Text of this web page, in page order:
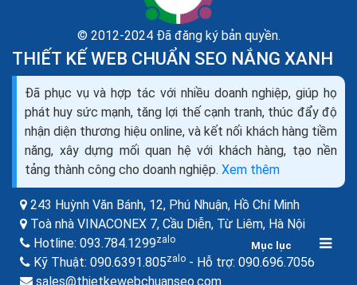
Mục lục
Email viết nhầm Facebook thành Fecebooks của
Steves Jobs của Apple
Một chiếc email viết nhầm 'Facebook' thành
'Fecebooks' của Steves Jobs đã châm ngòi cho một
cuộc chiến dai dẳng hơn một thập kỷ giữa Facebook và
Apple. Vào tháng...
© 2012-2024 Đã đăng ký bản quyền.
THIẾT KẾ WEB CHUẨN SEO NẮNG XANH
Đã phục vụ và hợp tác với nhiều doanh nghiệp, giúp họ
phát huy sức mạnh, tăng lợi thế cạnh tranh, thúc đẩy độ
nhận diện thương hiệu online, và kết nối khách hàng tiềm
năng, xây dựng mối quan hệ với khách hàng, tạo nền
tảng thành công cho doanh nghiệp. Xem thêm
243 Huỳnh Văn Bánh, 12, Phú Nhuận, Hồ Chí Minh
Toà nhà VINACONEX 7, Cầu Diễn, Từ Liêm, Hà Nội
Hotline: 093.784.1299zalo
Kỹ Thuật: 090.6391.805zalo - Hỗ trợ: 090.696.7056
sales@thietkewebchuanseo.com